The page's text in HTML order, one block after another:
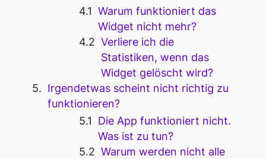
Warum funktioniert das
Widget nicht mehr?
Verliere ich die
Statistiken, wenn das
Widget gelöscht wird?
Irgendetwas scheint nicht richtig zu
funktionieren?
Die App funktioniert nicht.
Was ist zu tun?
Warum werden nicht alle